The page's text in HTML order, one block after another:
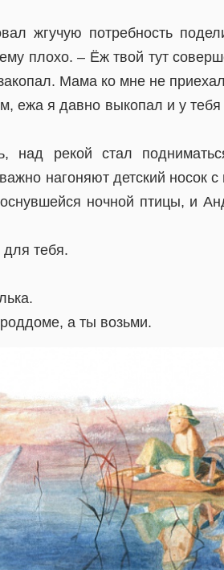
жгучую потребность
плохо. – Ёж твой тут
Мама ко мне не
ежа я давно выкопал и у тебя
над рекой стал
нагоняют детский носок с
ночной птицы, и
тебя.
а ты возьми.